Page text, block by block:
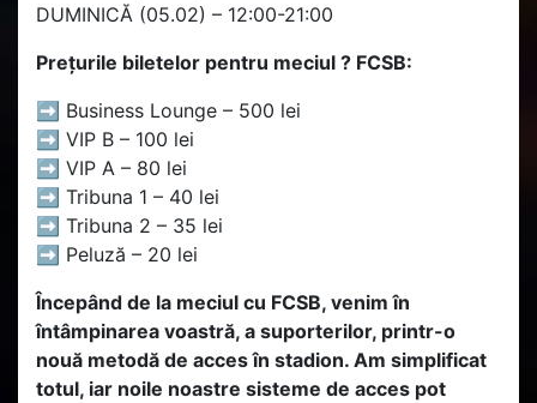
DUMINICĂ (05.02) – 12:00-21:00
Prețurile biletelor pentru meciul ? FCSB:
➡️ Business Lounge – 500 lei
➡️ VIP B – 100 lei
➡️ VIP A – 80 lei
➡️ Tribuna 1 – 40 lei
➡️ Tribuna 2 – 35 lei
➡️ Peluză – 20 lei
Începând de la meciul cu FCSB, venim în
întâmpinarea voastră, a suporterilor, printr-o
nouă metodă de acces în stadion. Am simplificat
totul, iar noile noastre sisteme de acces pot